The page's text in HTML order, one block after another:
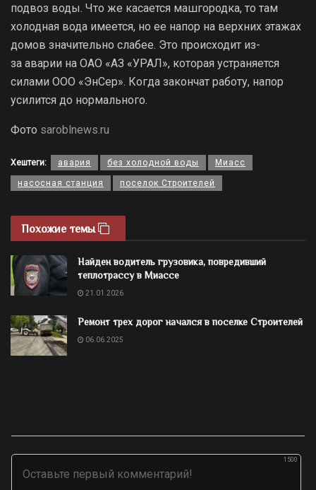
подвоз воды. Что же касается машгородка, то там
холодная вода имеется, но ее напор на верхних этажах
домов значительно слабее. Это происходит из-
за аварии на ОАО «АЗ «УРАЛ», которая устраняется
силами ООО «ЭнСер». Когда закончат работу, напор
усилится до нормального.
Фото saroblnews.ru
Хештеги: авария без холодной воды Миасс
насосная станция поселок Строителей
Похожие темы
Найден водитель грузовика, повредивший
теплотрассу в Миассе
21.01.2026
Ремонт трех дорог начался в поселке Строителей
06.06.2025
1500